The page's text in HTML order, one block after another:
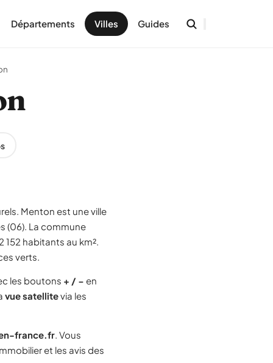
Départements Villes Guides
Menton est une ville
(06). La commune
habitants au km².
verts.
les boutons + / − en
vue satellitevia les
france.fr. Vous
et les avis des